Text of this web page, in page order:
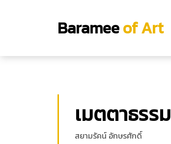
Barameeof Art
เมตตาธรรม
สยามรัคน์ อักษรศักดิ์